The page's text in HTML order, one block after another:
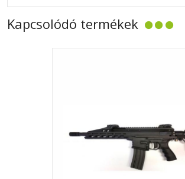
Kapcsolódó termékek